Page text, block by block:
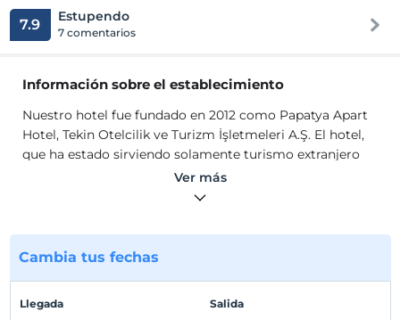
7.9 Estupendo
7 comentarios
Información sobre el establecimiento
Nuestro hotel fue fundado en 2012 como Papatya Apart
Hotel, Tekin Otelcilik ve Turizm İşletmeleri A.Ş. El hotel,
que ha estado sirviendo solamente turismo extranjero
durante 20 años, se ha transformado en turismo
alternativo con la renovación y renovación trabajo que
usted y nuestro medio ambiente. Comenzado a servir
turismo alternativo.
que ha estado sirviendo solamente turismo extranjero
Ver más
Cambia tus fechas
Llegada Salida